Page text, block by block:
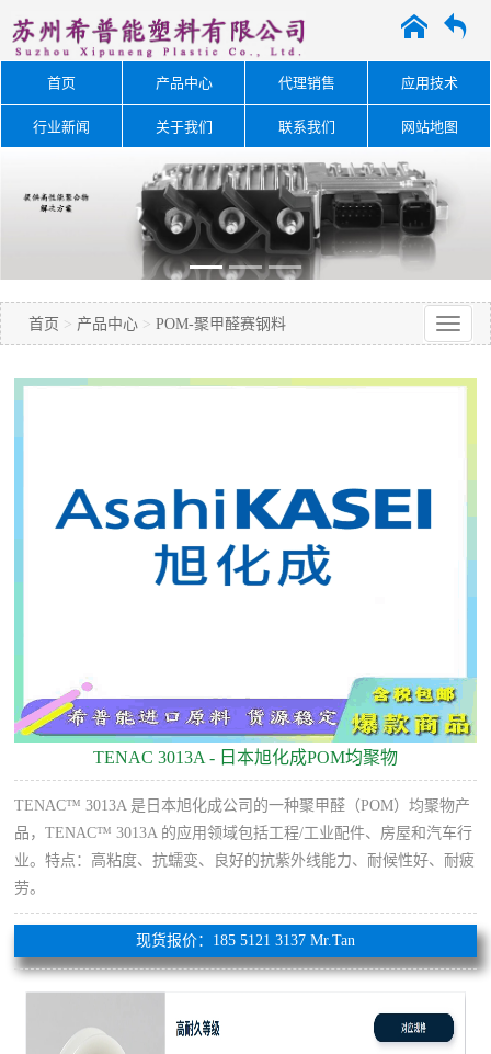
A O
首页 产品中心 代理销售 应用技术
行业新闻 关于我们 联系我们 网站地图
首页 > 产品中心 > POM-聚甲醛赛钢料
TENAC 3013A - 日本旭化成POM均聚物
TENAC™ 3013A 是日本旭化成公司的一种聚甲醛（POM）均聚物产
品，TENAC™ 3013A 的应用领域包括工程/工业配件、房屋和汽车行
业。特点：高粘度、抗蠕变、良好的抗紫外线能力、耐候性好、耐疲
劳。
现货报价：185 5121 3137 Mr.Tan